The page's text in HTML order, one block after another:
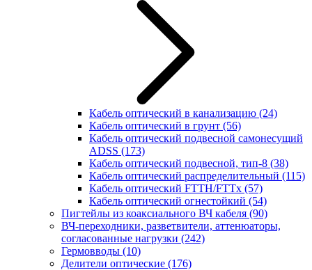
Кабель оптический в канализацию (24)
Кабель оптический в грунт (56)
Кабель оптический подвесной самонесущий
ADSS (173)
Кабель оптический подвесной, тип-8 (38)
Кабель оптический распределительный (115)
Кабель оптический FTTH/FTTx (57)
Кабель оптический огнестойкий (54)
Пигтейлы из коаксиального ВЧ кабеля (90)
ВЧ-переходники, разветвители, аттенюаторы,
согласованные нагрузки (242)
Гермовводы (10)
Делители оптические (176)